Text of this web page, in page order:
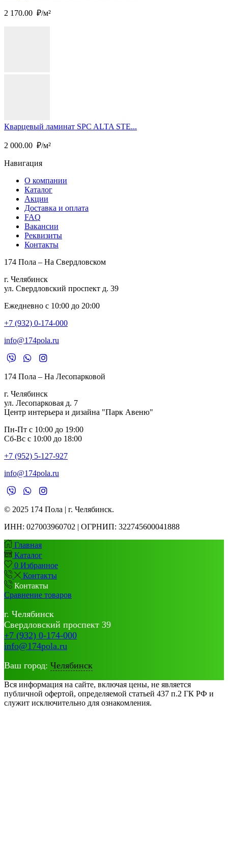
2 170.00 ₽/м²
Кварцевый ламинат SPC ALTA STE...
2 000.00 ₽/м²
Навигация
О компании
Каталог
Акции
Доставка и оплата
FAQ
Вакансии
Реквизиты
Контакты
174 Пола – На Свердловском
г. Челябинск
ул. Свердловский проспект д. 39
Ежедневно с 10:00 до 20:00
+7 (932) 0-174-000
info@174pola.ru
174 Пола – На Лесопарковой
г. Челябинск
ул. Лесопарковая д. 7
Центр интерьера и дизайна "Парк Авеню"
Пн-Пт с 10:00 до 19:00
Сб-Вс с 10:00 до 18:00
+7 (952) 5-127-927
info@174pola.ru
© 2025 174 Пола | г. Челябинск.
ИНН: 027003960702 | ОГРНИП: 322745600041888
Главная
Каталог
0 Избранное
Контакты
Контакты
Сравнение товаров
г. Челябинск
Свердловский проспект 39
+7 (932) 0-174-000
info@174pola.ru
Ваш город: Челябинск
Вся информация на сайте, включая цены, не является
публичной офертой, определяемой статьей 437 п.2 ГК РФ и
служит исключительно для ознакомления.